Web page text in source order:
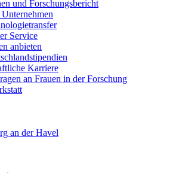
und Forschungsbericht
Service
anbieten
Karriere
an Frauen in der Forschung
an der Havel